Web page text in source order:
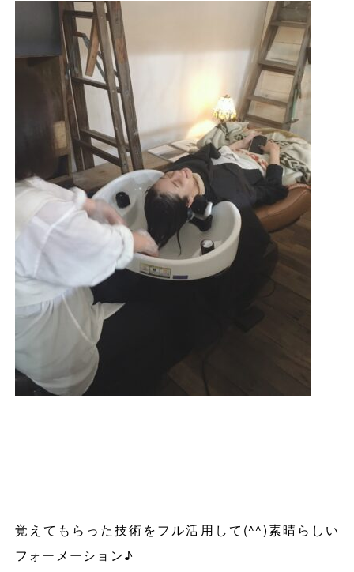
覚えてもらった技術をフル活用して (^^)素晴らしい
フォーメーション♪